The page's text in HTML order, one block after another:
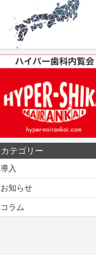
カテゴリー
導入
お知らせ
コラム